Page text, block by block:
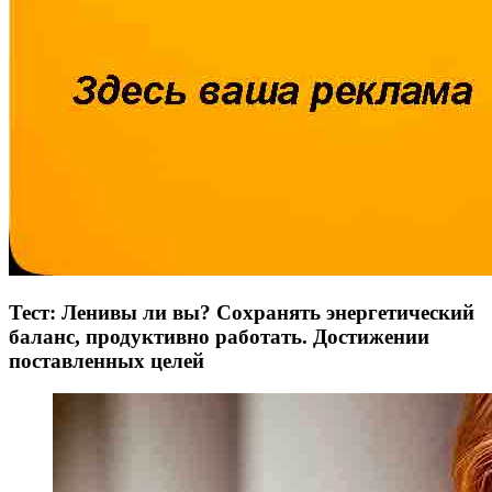
Тест: Ленивы ли вы? Сохранять энергетический
баланс, продуктивно работать. Достижении
поставленных целей